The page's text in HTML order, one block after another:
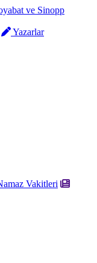
Yazarlar
Vakitleri